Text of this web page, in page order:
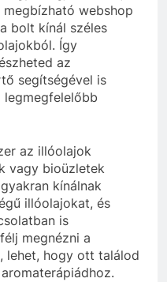
megbízható webshop
bolt kínál széles
Így
az
segítségével is
legmegfelelőbb
az illóolajok
vagy bioüzletek
kínálnak
illóolajokat, és
is
megnézni a
lehet, hogy ott találod